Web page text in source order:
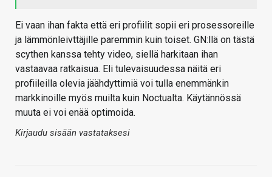
Ei vaan ihan fakta että eri profiilit sopii eri prosessoreille
ja lämmönleivttäjille paremmin kuin toiset. GN:llä on tästä
scythen kanssa tehty video, siellä harkitaan ihan
vastaavaa ratkaisua. Eli tulevaisuudessa näitä eri
profiileilla olevia jäähdyttimiä voi tulla enemmänkin
markkinoille myös muilta kuin Noctualta. Käytännössä
muuta ei voi enää optimoida.
Kirjaudu sisään vastataksesi